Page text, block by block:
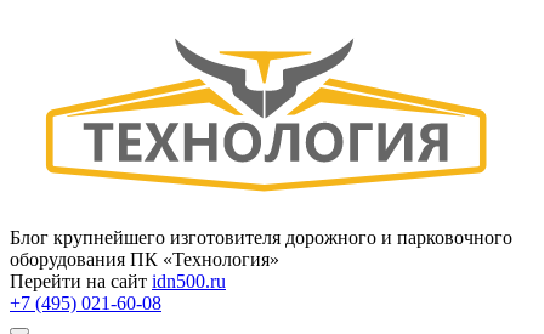
Блог крупнейшего изготовителя дорожного и парковочного
оборудования ПК «Технология»
Перейти на сайт idn500.ru
+7 (495) 021-60-08